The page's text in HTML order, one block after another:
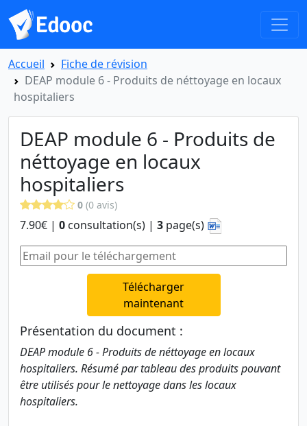
Accueil
Fiche de révision
DEAP module 6 - Produits de néttoyage en locaux
hospitaliers
DEAP module 6 - Produits de
néttoyage en locaux
hospitaliers
0 (0 avis)
7.90€ | 0 consultation(s) | 3 page(s)
Télécharger
maintenant
Présentation du document :
DEAP module 6 - Produits de néttoyage en locaux
hospitaliers. Résumé par tableau des produits pouvant
être utilisés pour le nettoyage dans les locaux
hospitaliers.